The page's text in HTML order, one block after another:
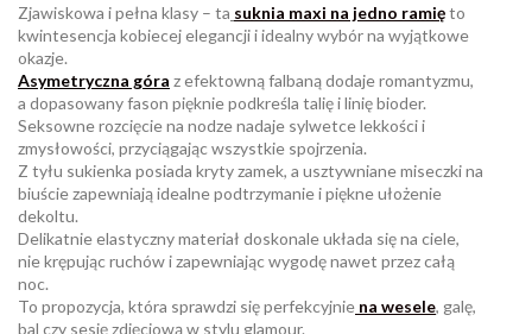
Zjawiskowa i pełna klasy – ta suknia maxi na jedno ramięto
kwintesencja kobiecej elegancji i idealny wybór na wyjątkowe
okazje.
Asymetryczna góra z efektowną falbaną dodaje romantyzmu,
a dopasowany fason pięknie podkreśla talię i linię bioder.
Seksowne rozcięcie na nodze nadaje sylwetce lekkości i
zmysłowości, przyciągając wszystkie spojrzenia.
Z tyłu sukienka posiada kryty zamek, a usztywniane miseczki na
biuście zapewniają idealne podtrzymanie i piękne ułożenie
dekoltu.
Delikatnie elastyczny materiał doskonale układa się na ciele,
nie krępując ruchów i zapewniając wygodę nawet przez całą
noc.
To propozycja, która sprawdzi się perfekcyjnie na wesele, galę,
bal czy sesję zdjęciową w stylu glamour.